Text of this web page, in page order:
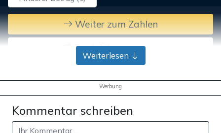
Weiter zum Zahlen
Bank-Überweisung
Weiterlesen
Werbung
Kommentar schreiben